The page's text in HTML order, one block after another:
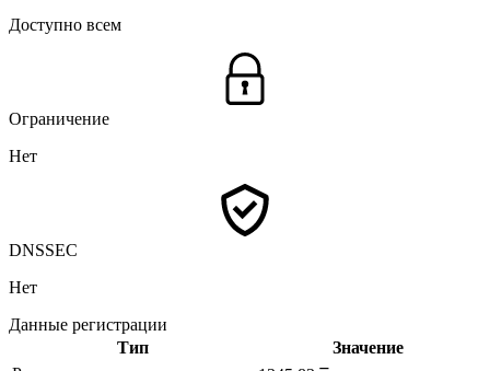
Доступно всем
Ограничение
Нет
DNSSEC
Нет
Данные регистрации
Тип
Значение